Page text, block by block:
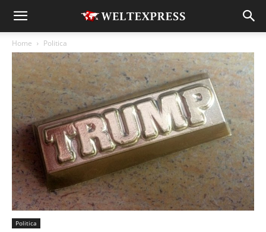
Home Politica
Politica